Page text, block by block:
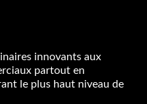
innovants aux
partout en
le plus haut niveau de